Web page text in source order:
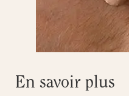
En savoir plus